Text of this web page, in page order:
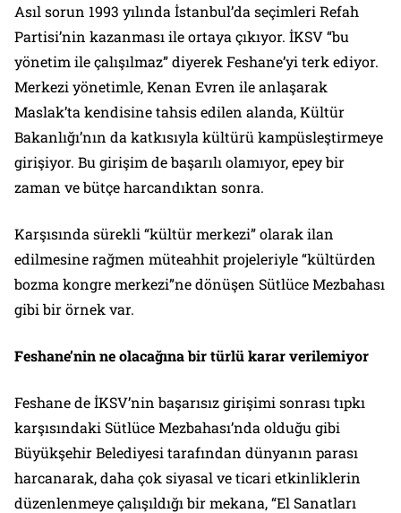
Asıl sorun 1993 yılında İstanbul’da seçimleri Refah
Partisi’nin kazanması ile ortaya çıkıyor. İKSV “bu
yönetim ile çalışılmaz” diyerek Feshane’yi terk ediyor.
Merkezi yönetimle, Kenan Evren ile anlaşarak
Maslak’ta kendisine tahsis edilen alanda, Kültür
Bakanlığı’nın da katkısıyla kültürü kampüsleştirmeye
girişiyor. Bu girişim de başarılı olamıyor, epey bir
zaman ve bütçe harcandıktan sonra.
Karşısında sürekli “kültür merkezi” olarak ilan
edilmesine rağmen müteahhit projeleriyle “kültürden
bozma kongre merkezi”ne dönüşen Sütlüce Mezbahası
gibi bir örnek var.
Feshane’nin ne olacağına bir türlü karar verilemiyor
Feshane de İKSV’nin başarısız girişimi sonrası tıpkı
karşısındaki Sütlüce Mezbahası’nda olduğu gibi
Büyükşehir Belediyesi tarafından dünyanın parası
harcanarak, daha çok siyasal ve ticari etkinliklerin
düzenlenmeye çalışıldığı bir mekana, “El Sanatları